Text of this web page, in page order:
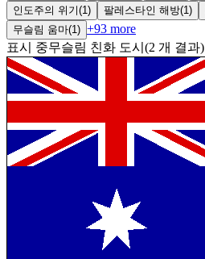
인도주의 위기(1 ) 팔레스타인 해방(1 )
무슬림 움마(1 ) +93 more
표시 중무슬림 친화 도시 (2 개 결과)